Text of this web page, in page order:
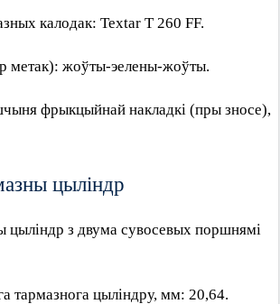
калодак: Textar Т 260 FF.
метак): жоўты-эелены-жоўты.
фрыкцыйнай накладкі (пры зносе),
цыліндр
цыліндр з двума сувосевых поршнямі
тармазнога цыліндру, мм: 20,64.